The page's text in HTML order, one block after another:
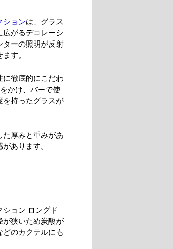
ションは、グラス
がるデコレーシ
ターの照明が反射
す。
に徹底的にこだわ
かけ、バーで使
を持ったグラスが
厚みと重みがあ
あります。
ョン ロングド
が狭いため炭酸が
のカクテルにも